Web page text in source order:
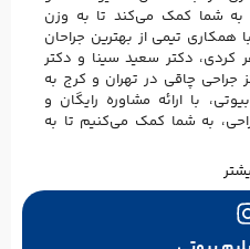
به شما کمک می‌کند تا به وزن
همکاری تیمی از بهترین جراحان
دکتر سعید سینا و دکتر
جراحی چاقی در تهران و کرج به
با ارائه مشاوره رایگان و
به شما کمک می‌کنیم تا به